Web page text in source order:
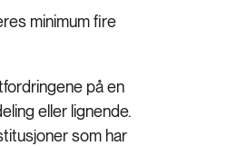
minimum fire
på en
eller lignende.
som har